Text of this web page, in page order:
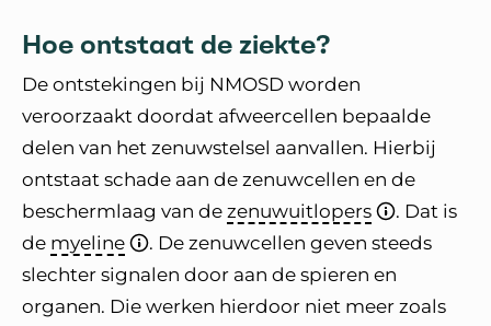
Hoe ontstaat de ziekte?
De ontstekingen bij NMOSD worden
veroorzaakt doordat afweercellen bepaalde
delen van het zenuwstelsel aanvallen. Hierbij
ontstaat schade aan de zenuwcellen en de
beschermlaag van de zenuwuitlopers
. Dat is
de myeline
. De zenuwcellen geven steeds
slechter signalen door aan de spieren en
organen. Die werken hierdoor niet meer zoals